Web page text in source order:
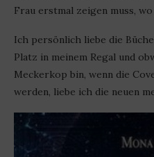
Frau erstmal zeigen muss,
Ich persönlich liebe die
Platz in meinem Regal und
Meckerkop bin, wenn die
werden, liebe ich die neuen